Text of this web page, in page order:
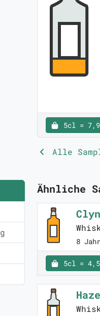
5cl =
Alle
Ähnliche
8
5cl =